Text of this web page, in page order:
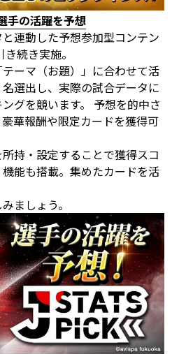
の活躍を予想
連動した予想参加型コンテン
続き実施。
ーマ（お題）」に合わせて活
選出し、実際の試合データに
グを競います。 予想を的中さ
華報酬や限定カードを獲得可
持・設定することで獲得スコ
能も搭載。集めたカードを活
ましょう。